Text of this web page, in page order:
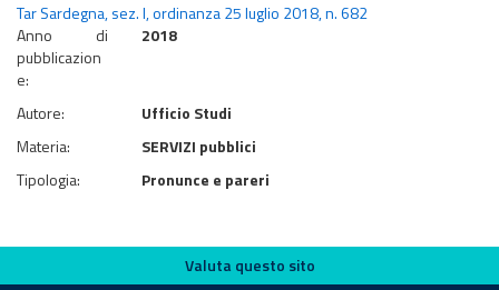
Tar Sardegna, sez. I, ordinanza 25 luglio 2018, n. 682
Anno di
pubblicazion
e:
2018
Autore:
Ufficio Studi
Materia:
SERVIZI pubblici
Tipologia:
Pronunce e pareri
Valuta questo sito
Valuta questo sito